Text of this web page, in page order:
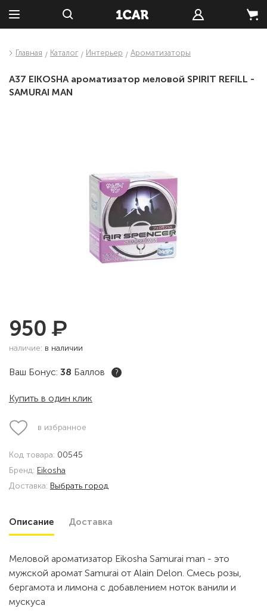
Главная Каталог Интерьер Ароматизаторы
A37 EIKOSHA ароматизатор меловой SPIRIT REFILL -
SAMURAI MAN
950 ₽
наличие: в наличии
Ваш Бонус: 38 Баллов ?
Купить в один клик
в избранное
Код товара: 00545
Бренд: Eikosha
Доставка: Выбрать город
Описание Доставка
Меловой ароматизатор Eikosha Samurai man - это
мужской аромат Samurai от Alain Delon. Смесь розы,
бергамота и лимона с добавлением ноток ванили и
мускуса